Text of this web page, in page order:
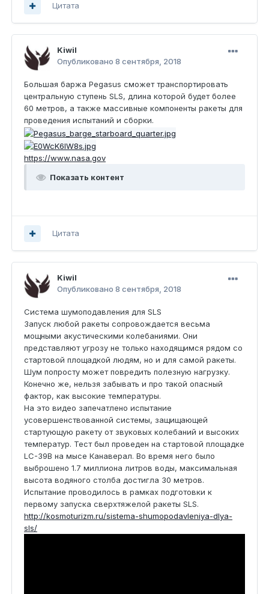
Цитата
Kiwil
Опубликовано 8 сентября, 2018
Большая баржа Pegasus сможет транспортировать
центральную ступень SLS, длина которой будет более
60 метров, а также массивные компоненты ракеты для
проведения испытаний и сборки.
https://www.nasa.gov
Показать контент
Цитата
Kiwil
Опубликовано 8 сентября, 2018
Система шумоподавления для SLS
Запуск любой ракеты сопровождается весьма
мощными акустическими колебаниями. Они
представляют угрозу не только находящимся рядом со
стартовой площадкой людям, но и для самой ракеты.
Шум попросту может повредить полезную нагрузку.
Конечно же, нельзя забывать и про такой опасный
фактор, как высокие температуры.
На это видео запечатлено испытание
усовершенствованной системы, защищающей
стартующую ракету от звуковых колебаний и высоких
температур. Тест был проведен на стартовой площадке
LC-39B на мысе Канаверал. Во время него было
выброшено 1.7 миллиона литров воды, максимальная
высота водяного столба достигла 30 метров.
Испытание проводилось в рамках подготовки к
первому запуска сверхтяжелой ракеты SLS.
http://kosmoturizm.ru/sistema-shumopodavleniya-dlya-
sls/